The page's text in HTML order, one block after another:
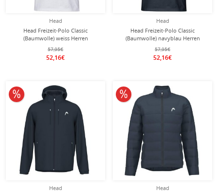
Head
Head Freizeit-Polo Classic
(Baumwolle) weiss Herren
57,95€
52,16€
Head
Head Freizeit-Polo Classic
(Baumwolle) navyblau Herren
57,95€
52,16€
Head
10% reduziert
Head
10% reduziert